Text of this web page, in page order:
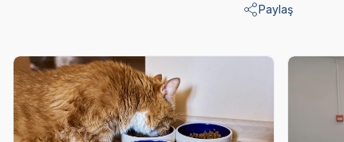
Paylaş